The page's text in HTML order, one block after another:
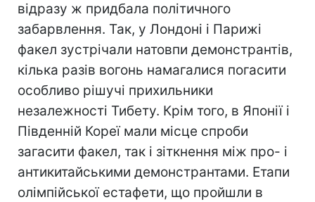
відразу ж придбала політичного
забарвлення. Так, у Лондоні і Парижі
факел зустрічали натовпи демонстрантів,
кілька разів вогонь намагалися погасити
особливо рішучі прихильники
незалежності Тибету. Крім того, в Японії і
Південній Кореї мали місце спроби
загасити факел, так і зіткнення між про- і
антикитайськими демонстрантами. Етапи
олімпійської естафети, що пройшли в